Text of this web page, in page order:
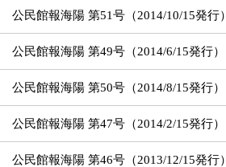
公民館報海陽 第51号（2014/10/15発行）
公民館報海陽 第49号（2014/6/15発行）
公民館報海陽 第50号（2014/8/15発行）
公民館報海陽 第47号（2014/2/15発行）
公民館報海陽 第46号（2013/12/15発行）